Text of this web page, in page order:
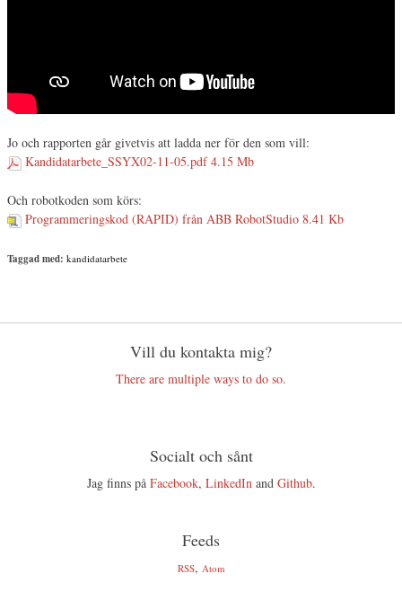
Jo och rapporten går givetvis att ladda ner för den som vill:
Kandidatarbete_SSYX02-11-05.pdf4.15 Mb
Och robotkoden som körs:
Programmeringskod (RAPID) från ABB RobotStudio 8.41 Kb
Taggad med: kandidatarbete
Vill du kontakta mig?
There are multiple ways to do so.
Socialt och sånt
Jag finns på Facebook, LinkedIn and Github.
Feeds
RSS, Atom